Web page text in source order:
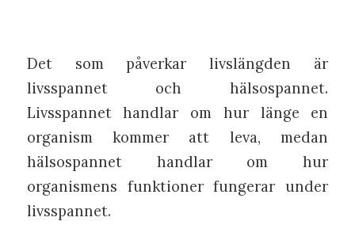
Det som påverkar livslängden är
livsspannet och hälsospannet.
Livsspannet handlar om hur länge en
organism kommer att leva, medan
hälsospannet handlar om hur
organismens funktioner fungerar under
livsspannet.